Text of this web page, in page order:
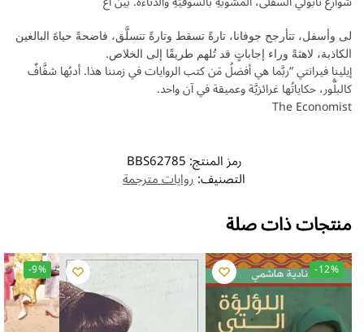
لى وأسفل، تتأرجح جوفانا، تارةً تسقط وتارةً تتسلَّق، فاضحةً حياةَ البالغين
الكاذبة، لاهثةً وراء إجاباتٍ قد تُلهم طريقًا إلى الخلاص.
إيلينا فيرانتي “ربَّما هي أفضلُ مَن كتب الروايات في زمننا هذا. أدبُها شفَّافٌ
كالبلُّور، حكاياتُها غرائزيَّة وعميقة في آن واحد.
The Economist
رمز المنتج:BBS62785
التصنيف:روايات مترجمة
منتجات ذات صلة
-12%
-9%